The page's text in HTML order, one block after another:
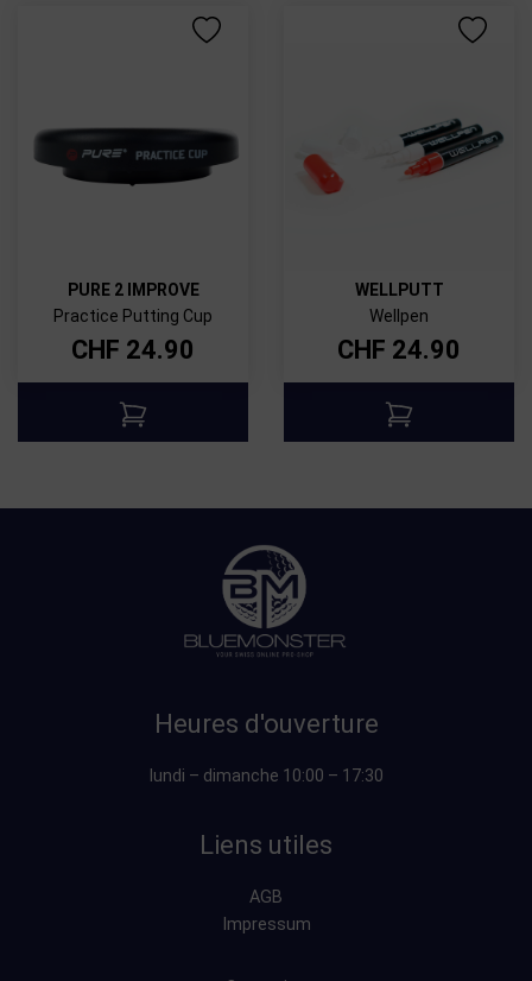
PURE 2 IMPROVE
Practice Putting Cup
CHF 24.90
WELLPUTT
Wellpen
CHF 24.90
Heures d'ouverture
lundi – dimanche 10:00 – 17:30
Liens utiles
AGB
Impressum